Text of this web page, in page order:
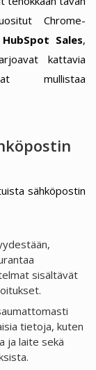
Chrome-
HubSpot Sales,
kattavia
mullistaa
sähköpostin
sisältävät
tietoja, kuten
ja laite sekä